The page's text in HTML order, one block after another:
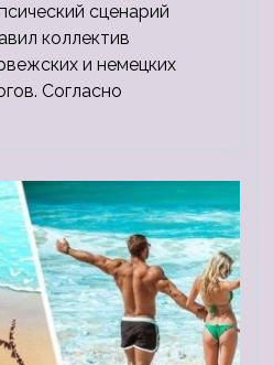
сценарий
коллектив
и немецких
Согласно